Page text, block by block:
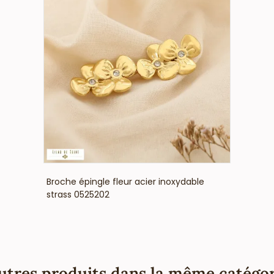
VOIR LE PRIX
Broche épingle fleur acier inoxydable
strass 0525202